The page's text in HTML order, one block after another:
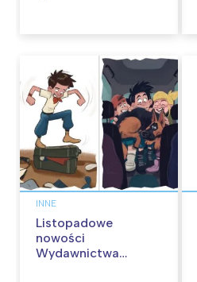
INNE
Listopadowe
nowości
Wydawnictwa